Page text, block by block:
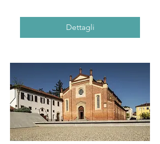
Dettagli